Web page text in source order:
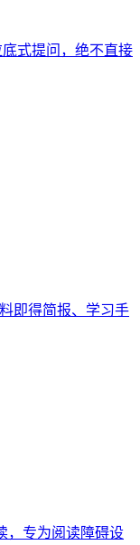
式提问，绝不直接
即得简报、学习手
，专为阅读障碍设